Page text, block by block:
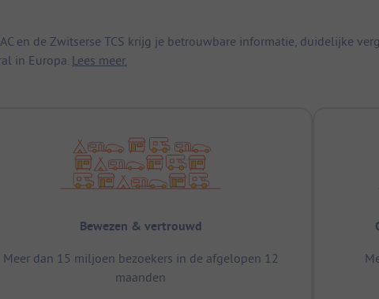
en de Zwitserse TCS krijg je betrouwbare informatie, duidelijke
in Europa. Lees meer.
Bewezen & vertrouwd
Meer dan 15 miljoen bezoekers in de afgelopen 12
maanden